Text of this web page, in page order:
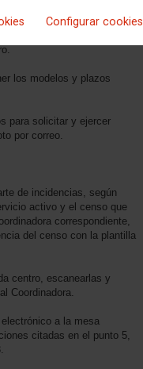
Configurar cookies
persona ajena a la misma.
destruir el
los modelos y plazos
para solicitar y ejercer
por correo.
de incidencias, según
activo y el censo que
correspondiente,
del censo con la plantilla
centro, escanearlas y
Coordinadora.
a la mesa
citadas en el punto 5,